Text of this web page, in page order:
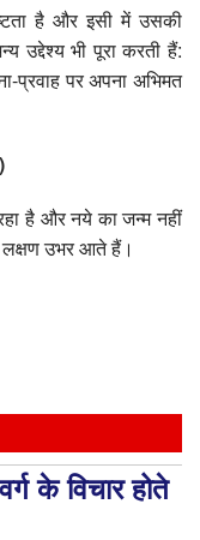
है और इसी में उसकी
उद्देश्य भी पूरा करती हैं:
प्रवाह पर अपना अभिमत
है और नये का जन्म नहीं
उभर आते हैं।
के विचार होते